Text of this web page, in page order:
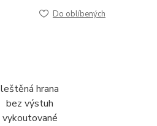
Do oblíbených
leštěná hrana
bez výstuh
vykoutované